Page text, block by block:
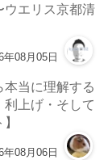
ウエリス京都清
年08月05日
当に理解する
利上げ・そして
年08月06日